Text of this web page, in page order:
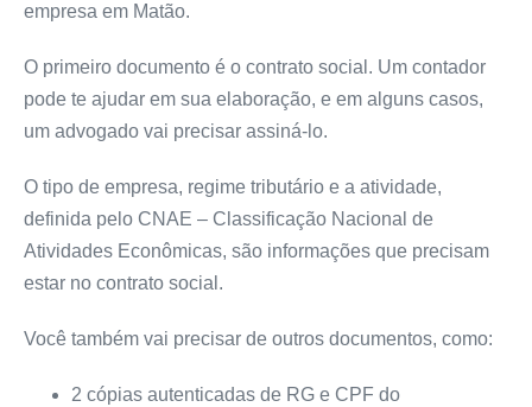
empresa em Matão.
O primeiro documento é o contrato social. Um contador
pode te ajudar em sua elaboração, e em alguns casos,
um advogado vai precisar assiná-lo.
O tipo de empresa, regime tributário e a atividade,
definida pelo CNAE – Classificação Nacional de
Atividades Econômicas, são informações que precisam
estar no contrato social.
Você também vai precisar de outros documentos, como:
2 cópias autenticadas de RG e CPF do